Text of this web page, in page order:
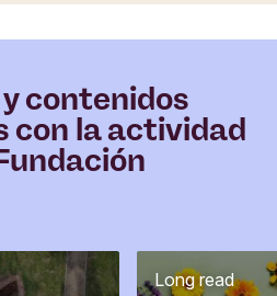
contenidos
con la actividad
Long read